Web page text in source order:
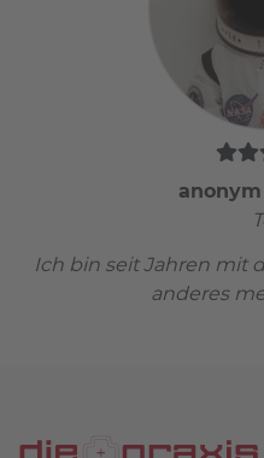
Ich bin seit Jahren mit
anderes